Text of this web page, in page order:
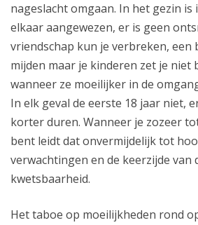
nageslacht omgaan. In het gezin is
elkaar aangewezen, er is geen
vriendschap kun je verbreken,
mijden maar je kinderen zet je niet
wanneer ze moeilijker in de
In elk geval de eerste 18 jaar niet,
korter duren. Wanneer je zozeer
bent leidt dat onvermijdelijk tot
verwachtingen en de keerzijde van
kwetsbaarheid.
Het taboe op moeilijkheden rond